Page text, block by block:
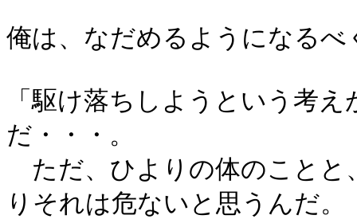
俺は、なだめるようになるべ
「駆け落ちしようという考
だ・・・。
ただ、ひよりの体のことと
りそれは危ないと思うんだ。